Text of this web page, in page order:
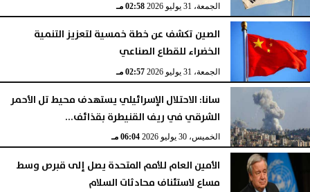
الجمعة، 31 يوليو 2026 02:58 مـ
الصين تكشف عن خطة خمسية لتعزيز التنمية
الخضراء للقطاع الصناعي
الجمعة، 31 يوليو 2026 02:57 مـ
سانا: الاحتلال الإسرائيلي يستهدف محيط تل الأحمر
الشرقي في ريف القنيطرة بقذائف...
الخميس، 30 يوليو 2026 06:04 مـ
الأمين العام للأمم المتحدة يصل إلى قبرص وسط
مساع لاستئناف محادثات السلام